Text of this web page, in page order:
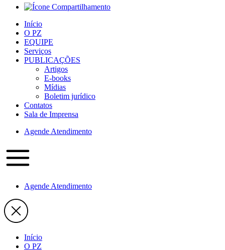
Início
O PZ
EQUIPE
Serviços
PUBLICAÇÕES
Artigos
E-books
Mídias
Boletim jurídico
Contatos
Sala de Imprensa
Agende Atendimento
Agende Atendimento
Início
O PZ